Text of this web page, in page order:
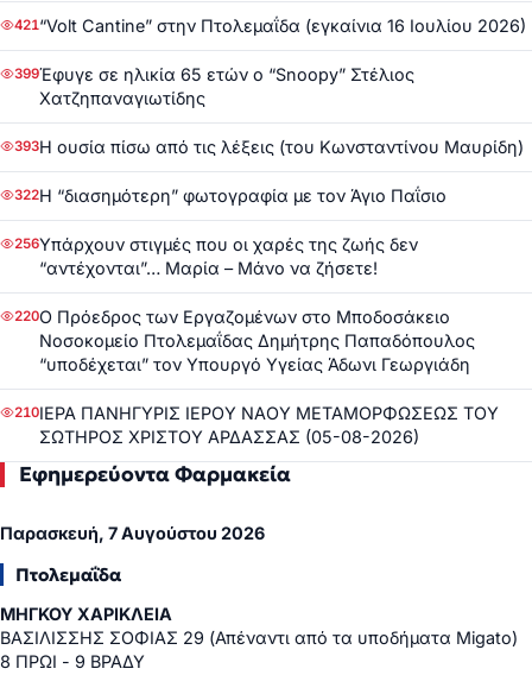
421“Volt Cantine” στην Πτολεμαΐδα (εγκαίνια 16 Ιουλίου 2026)
399Έφυγε σε ηλικία 65 ετών ο “Snoopy” Στέλιος
Χατζηπαναγιωτίδης
393Η ουσία πίσω από τις λέξεις (του Κωνσταντίνου Μαυρίδη)
322Η “διασημότερη” φωτογραφία με τον Άγιο Παΐσιο
256Υπάρχουν στιγμές που οι χαρές της ζωής δεν
“αντέχονται”… Μαρία – Μάνο να ζήσετε!
220Ο Πρόεδρος των Εργαζομένων στο Μποδοσάκειο
Νοσοκομείο Πτολεμαΐδας Δημήτρης Παπαδόπουλος
“υποδέχεται” τον Υπουργό Υγείας Άδωνι Γεωργιάδη
210ΙΕΡΑ ΠΑΝΗΓΥΡΙΣ ΙΕΡΟΥ ΝΑΟΥ ΜΕΤΑΜΟΡΦΩΣΕΩΣ ΤΟΥ
ΣΩΤΗΡΟΣ ΧΡΙΣΤΟΥ ΑΡΔΑΣΣΑΣ (05-08-2026)
Εφημερεύοντα Φαρμακεία
Παρασκευή, 7 Αυγούστου 2026
Πτολεμαΐδα
ΜΗΓΚΟΥ ΧΑΡΙΚΛΕΙΑ
ΒΑΣΙΛΙΣΣΗΣ ΣΟΦΙΑΣ 29 (Απέναντι από τα υποδήματα Migato)
8 ΠΡΩΙ - 9 ΒΡΑΔΥ